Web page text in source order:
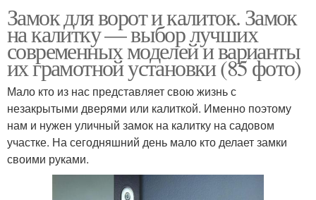
Замок для ворот и калиток. Замок
на калитку — выбор лучших
современных моделей и варианты
их грамотной установки (85 фото)
Мало кто из нас представляет свою жизнь с
незакрытыми дверями или калиткой. Именно поэтому
нам и нужен уличный замок на калитку на садовом
участке. На сегодняшний день мало кто делает замки
своими руками.